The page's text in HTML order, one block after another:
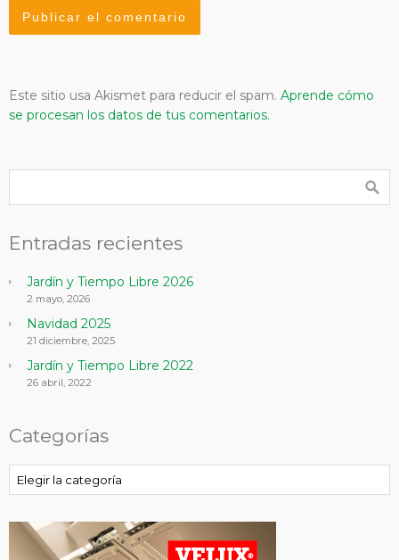
Este sitio usa Akismet para reducir el spam. Aprende cómo
se procesan los datos de tus comentarios.
Entradas recientes
Jardín y Tiempo Libre 2026
2 mayo, 2026
Navidad 2025
21 diciembre, 2025
Jardín y Tiempo Libre 2022
26 abril, 2022
Categorías
Categorías